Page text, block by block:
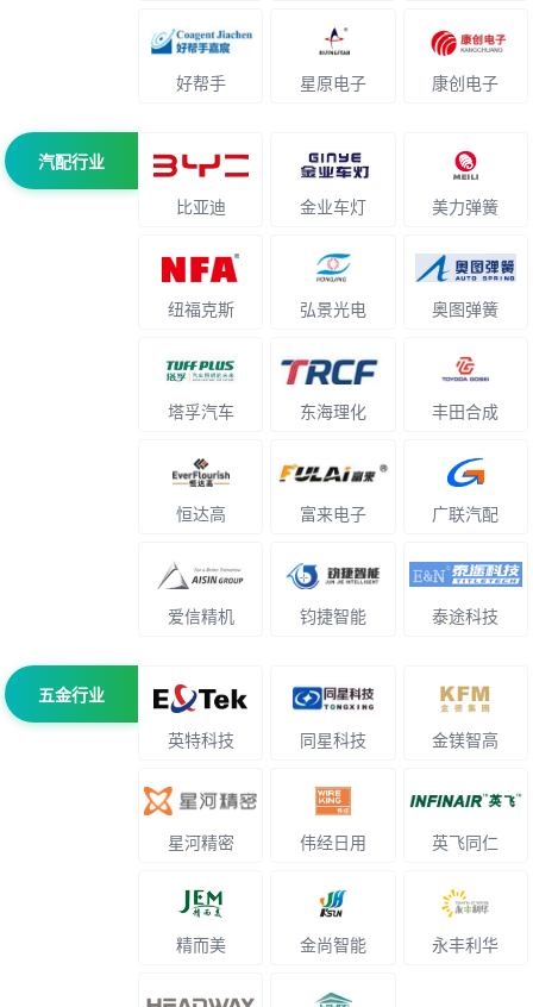
好帮手 星原电子 康创电子
汽配行业
比亚迪 金业车灯 美力弹簧
纽福克斯 弘景光电 奥图弹簧
塔孚汽车 东海理化 丰田合成
恒达高 富来电子 广联汽配
爱信精机 钧捷智能 泰途科技
五金行业
英特科技 同星科技 金镁智高
星河精密 伟经日用 英飞同仁
精而美 金尚智能 永丰利华